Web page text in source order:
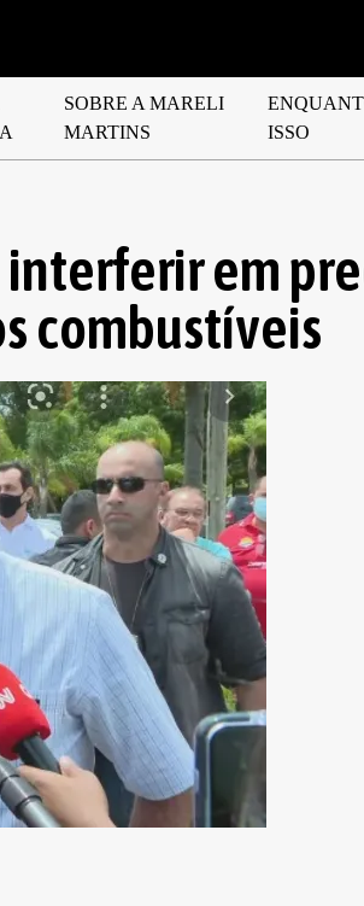
SOBRE A MARELI
MARTINS
ISSO
em
combustíveis